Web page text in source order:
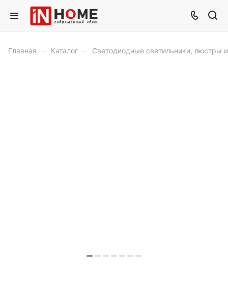
Главная – Каталог – Светодиодные светильники, люстры